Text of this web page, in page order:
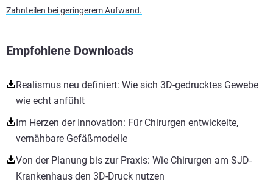
Empfohlene Downloads
Realismus neu definiert: Wie sich 3D-gedrucktes Gewebe
wie echt anfühlt
Im Herzen der Innovation: Für Chirurgen entwickelte,
vernähbare Gefäßmodelle
Von der Planung bis zur Praxis: Wie Chirurgen am SJD-
Krankenhaus den 3D-Druck nutzen
Zahnteilen bei geringerem Aufwand.